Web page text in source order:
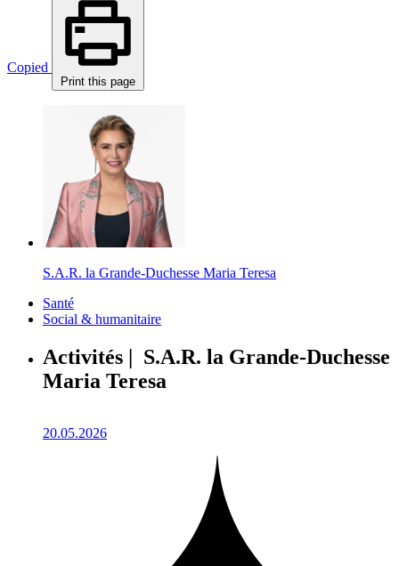
Copied
Print this page
S.A.R. la Grande-Duchesse Maria Teresa
Santé
Social & humanitaire
Activités | S.A.R. la Grande-Duchesse
Maria Teresa
20.05.2026